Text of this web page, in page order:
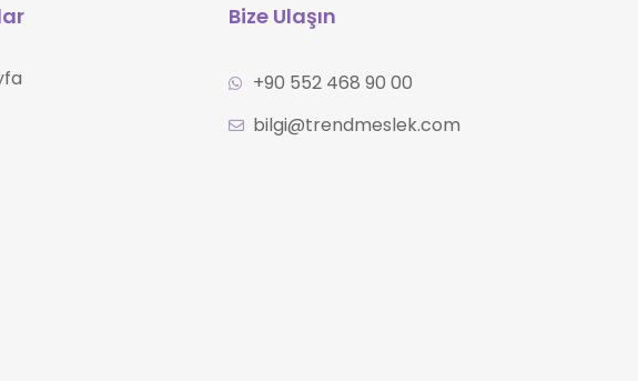
Bize Ulaşın
+90 552 468 90 00
bilgi@trendmeslek.com